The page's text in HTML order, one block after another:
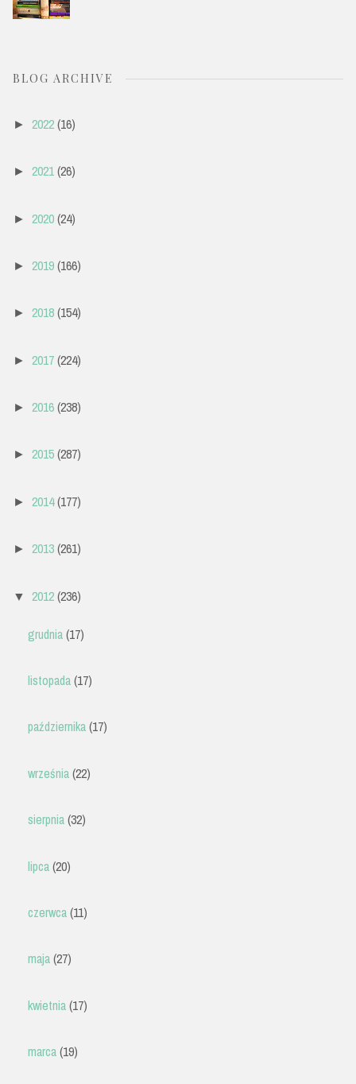
BLOG ARCHIVE
► 2022(16)
► 2021(26)
► 2020(24)
► 2019(166)
► 2018(154)
► 2017(224)
► 2016(238)
► 2015(287)
► 2014(177)
► 2013(261)
▼ 2012(236)
grudnia(17)
listopada(17)
października(17)
września(22)
sierpnia(32)
lipca(20)
czerwca(11)
maja(27)
kwietnia(17)
marca(19)